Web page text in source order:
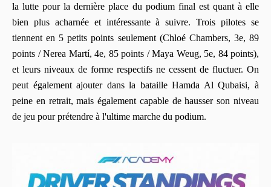
la lutte pour la dernière place du podium final est quant à elle
bien plus acharnée et intéressante à suivre. Trois pilotes se
tiennent en 5 petits points seulement (Chloé Chambers, 3e, 89
points / Nerea Martí, 4e, 85 points / Maya Weug, 5e, 84 points),
et leurs niveaux de forme respectifs ne cessent de fluctuer. On
peut également ajouter dans la bataille Hamda Al Qubaisi, à
peine en retrait, mais également capable de hausser son niveau
de jeu pour prétendre à l'ultime marche du podium.